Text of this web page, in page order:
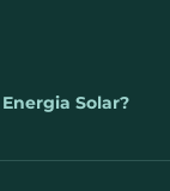
Solar?
fotovoltaicos.